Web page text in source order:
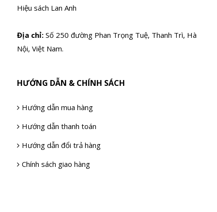
Hiệu sách Lan Anh
Địa chỉ: Số 250 đường Phan Trọng Tuệ, Thanh Trì, Hà
Nội, Việt Nam.
HƯỚNG DẪN & CHÍNH SÁCH
Hướng dẫn mua hàng
Hướng dẫn thanh toán
Hướng dẫn đổi trả hàng
Chính sách giao hàng